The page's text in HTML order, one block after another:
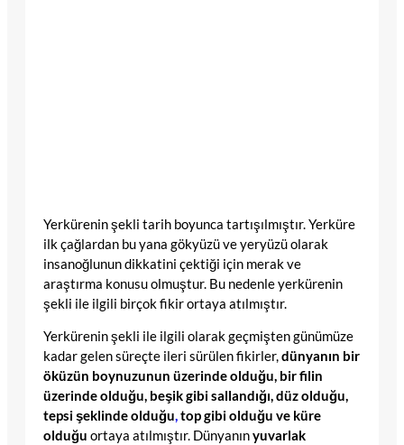
Yerkürenin şekli tarih boyunca tartışılmıştır. Yerküre
ilk çağlardan bu yana gökyüzü ve yeryüzü olarak
insanoğlunun dikkatini çektiği için merak ve
araştırma konusu olmuştur. Bu nedenle yerkürenin
şekli ile ilgili birçok fikir ortaya atılmıştır.
Yerkürenin şekli ile ilgili olarak geçmişten günümüze
kadar gelen süreçte ileri sürülen fikirler,dünyanın bir
öküzün boynuzunun üzerinde olduğu, bir filin
üzerinde olduğu, beşik gibi sallandığı, düz olduğu,
tepsi şeklinde olduğu,top gibi olduğu ve küre
olduğu ortaya atılmıştır. Dünyanınyuvarlak